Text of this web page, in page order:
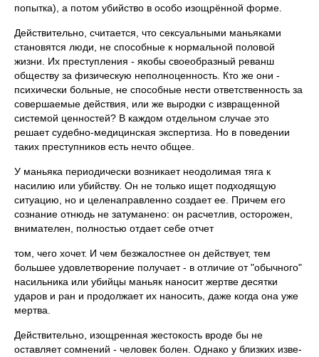
попытка), а потом убийство в особо изощрённой форме.
Действительно, считается, что сек­суальными маньяками
становятся люди, не способные к нормальной половой
жизни. Их преступления - якобы свое­образный реванш
обществу за физиче­скую неполноценность. Кто же они -
психически больные, не способные не­сти ответственность за
совершаемые действия, или же выродки с извращен­ной
системой ценностей? В каждом от­дельном случае это
решает судебно-медицинская экспертиза. Но в поведении
таких преступников есть нечто общее.
У маньяка периодически возникает неодолимая тяга к
насилию или убийству. Он не только ищет подходящую
ситуацию, но и целенаправленно создает ее. Причем его
сознание отнюдь не затуманено: он расчетлив, осторожен,
внимателен, полностью отдает себе отчет
том, чего хочет. И чем безжалостнее он действует, тем
большее удовлетворение получает - в отличие от "обычного"
насильника или убийцы маньяк наносит жертве десятки
ударов и ран и продол­жает их наносить, даже когда она уже
мертва.
Действительно, изощренная жесто­кость вроде бы не
оставляет сомнений - человек болен. Однако у близких изве­